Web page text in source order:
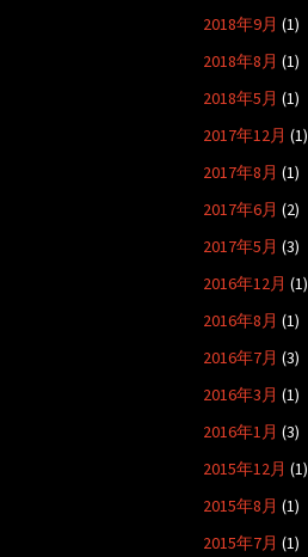
2018年9月 (1)
2018年8月 (1)
2018年5月 (1)
2017年12月 (1)
2017年8月 (1)
2017年6月 (2)
2017年5月 (3)
2016年12月 (1)
2016年8月 (1)
2016年7月 (3)
2016年3月 (1)
2016年1月 (3)
2015年12月 (1)
2015年8月 (1)
2015年7月 (1)